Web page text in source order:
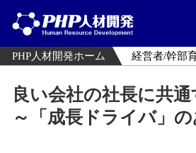
PHP人材開発ホーム 経営者/幹部
良い会社の社長に共
～「成長ドライバ」